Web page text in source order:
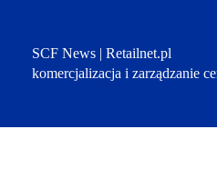
SCF News | Retailnet.pl
komercjalizacja i zarządzanie